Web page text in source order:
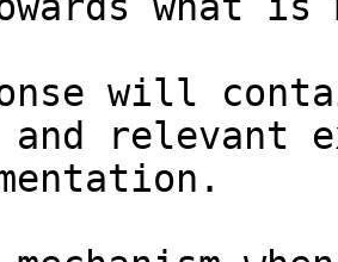
will
and relevant